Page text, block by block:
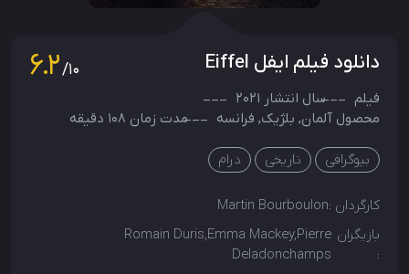
دانلود فیلم ایفل Eiffel 6.2/10
فیلم سال انتشار 2021
محصول آلمان, بلژیک, فرانسه مدت زمان 108 دقیقه
بیوگرافی تاریخی درام
کارگردان :Martin Bourboulon
بازیگران
:
Romain Duris,Emma Mackey,Pierre
Deladonchamps